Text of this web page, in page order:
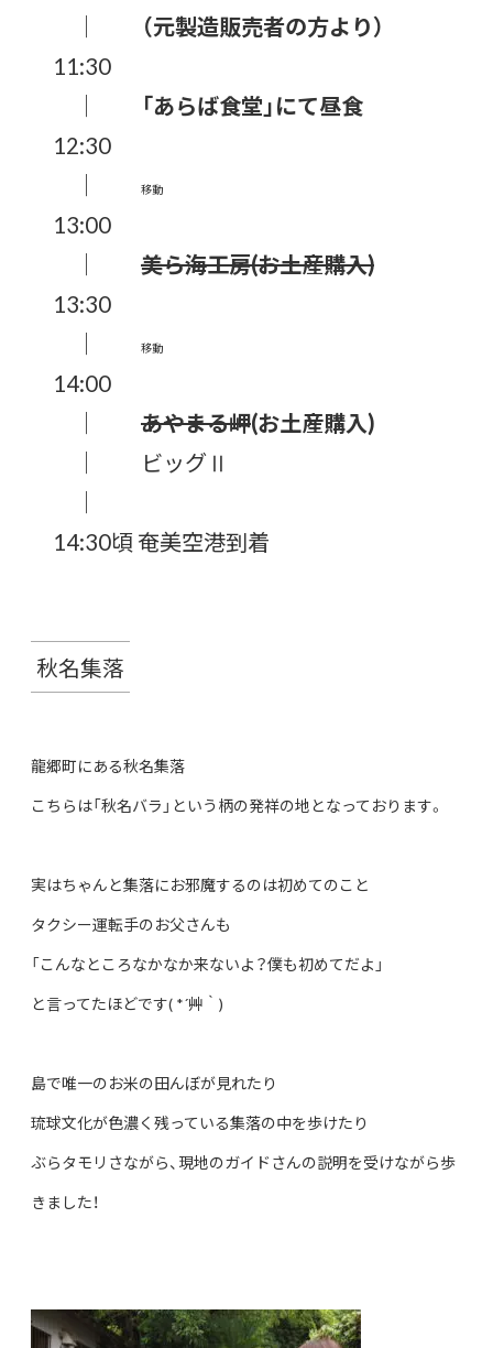
｜
（元製造販売者の方より）
11:30
｜
「あらば食堂」にて昼食
12:30
｜
移動
13:00
｜ 美ら海工房(お土産購入)
13:30
｜
移動
14:00
｜ あやまる岬(お土産購入)
｜ ビッグⅡ
｜
14:30頃 奄美空港到着
秋名集落
龍郷町にある秋名集落
こちらは「秋名バラ」という柄の発祥の地となっております。
実はちゃんと集落にお邪魔するのは初めてのこと
タクシー運転手のお父さんも
「こんなところなかなか来ないよ？僕も初めてだよ」
と言ってたほどです( *´艸｀)
島で唯一のお米の田んぼが見れたり
琉球文化が色濃く残っている集落の中を歩けたり
ぶらタモリさながら、現地のガイドさんの説明を受けながら歩
きました！